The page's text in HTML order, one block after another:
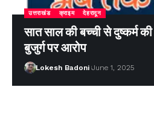
उत्तराखंड क्राइम देहरादून
सात साल की बच्ची से दुष्कर्म
बुजुर्ग पर आरोप
Lokesh Badoni June 1, 2025